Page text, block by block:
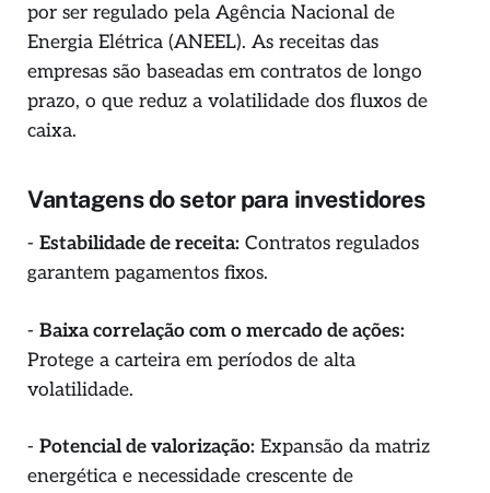
por ser regulado pela Agência Nacional de
Energia Elétrica (ANEEL). As receitas das
empresas são baseadas em contratos de longo
prazo, o que reduz a volatilidade dos fluxos de
caixa.
Vantagens do setor para investidores
- Estabilidade de receita: Contratos regulados
garantem pagamentos fixos.
- Baixa correlação com o mercado de ações:
Protege a carteira em períodos de alta
volatilidade.
- Potencial de valorização: Expansão da matriz
energética e necessidade crescente de